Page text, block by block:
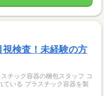
検査！未経験の方
チック容器の梱包スタッフ コ
ている プラスチック容器を製